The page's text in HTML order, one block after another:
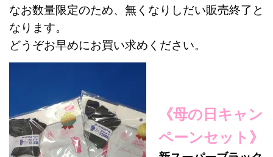
なお数量限定のため、無くなりしだい販売終了と
なります。
どうぞお早めにお買い求めください。
《母の日キャン
ペーンセット》